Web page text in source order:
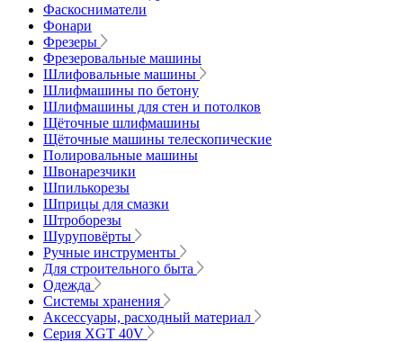
Фаскосниматели
Фонари
Фрезеры
Фрезеровальные машины
Шлифовальные машины
Шлифмашины по бетону
Шлифмашины для стен и потолков
Щёточные шлифмашины
Щёточные машины телескопические
Полировальные машины
Швонарезчики
Шпилькорезы
Шприцы для смазки
Штроборезы
Шуруповёрты
Ручные инструменты
Для строительного быта
Одежда
Системы хранения
Аксессуары, расходный материал
Серия XGT 40V